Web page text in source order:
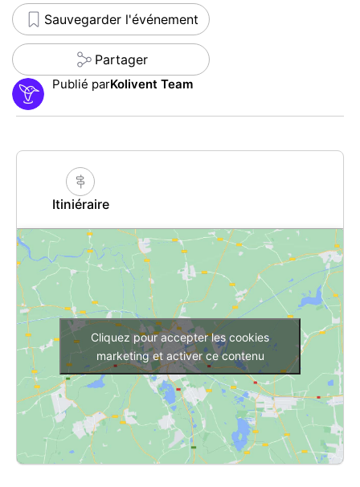
Sauvegarder l'événement
Partager
Publié parKolivent Team
Itiniéraire
Cliquez pour accepter les cookies
marketing et activer ce contenu